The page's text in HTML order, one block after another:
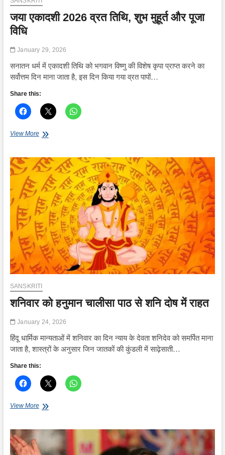
जया एकादशी 2026 व्रत तिथि, शुभ मुहूर्त और पूजा
विधि
January 29, 2026
सनातन धर्म में एकादशी तिथि को भगवान विष्णु की विशेष कृपा प्राप्त करने का
सर्वोत्तम दिन माना जाता है, इस दिन किया गया व्रत पापों…
Share this:
View Moreजया
व्रत
तिथि,
मुहूर्त
और
पूजा
विधि
SANSKRITI
शनिवार को हनुमान चालीसा पाठ से शनि दोष में राहत
January 24, 2026
हिंदू धार्मिक मान्यताओं में शनिवार का दिन न्याय के देवता शनिदेव को समर्पित माना
जाता है, शास्त्रों के अनुसार जिन जातकों की कुंडली में साढ़ेसाती…
Share this:
View Moreशनिवार
पाठ
से